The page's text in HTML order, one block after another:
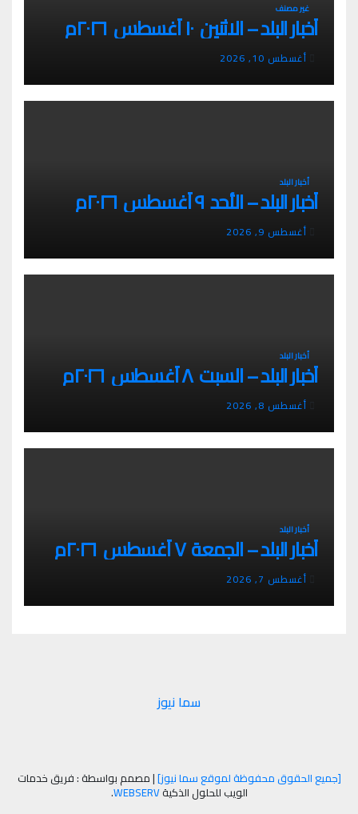
غير مصنف
أخبار البلد – الاثنين ١٠ أغسطس ٢٠٢٦م
أغسطس 10, 2026
أخبار البلد
أخبار البلد – الأحد ٩ أغسطس ٢٠٢٦م
أغسطس 9, 2026
أخبار البلد
أخبار البلد – السبت ٨ أغسطس ٢٠٢٦م
أغسطس 8, 2026
أخبار البلد
أخبار البلد – الجمعة ٧ أغسطس ٢٠٢٦م
أغسطس 7, 2026
سما نيوز
[جميع الحقوق محفوظة لموقع سما نيوز]|مصمم بواسطة : فريق خدمات
الويب للحلول الذكيةWEBSERV
.